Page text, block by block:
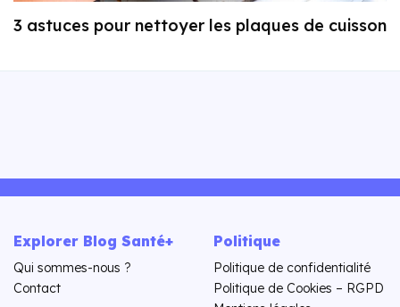
3 astuces pour nettoyer les plaques de cuisson
Explorer Blog Santé+
Qui sommes-nous ?
Contact
Politique
Politique de confidentialité
Politique de Cookies – RGPD